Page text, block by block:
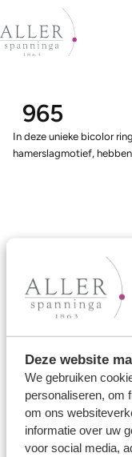
Deze website
We gebruiken
personaliseren, om
om ons
informatie over uw
voor social media,
965
In deze unieke bicolor
hamerslagmotief,
Ons aanbod
Trouwringen
Memoireringen
Verlovingsringen
Vriendschapsringen
Over ons
Aller Spanninga